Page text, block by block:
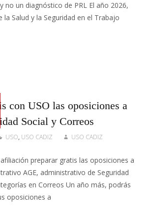
no un diagnóstico de PRL El año 2026,
la Salud y la Seguridad en el Trabajo
con USO las oposiciones a
Social y Correos
USO, USO CADIZ USO CADIZ
preparar gratis las oposiciones a
AGE, administrativo de Seguridad
en Correos Un año más, podrás
oposiciones a